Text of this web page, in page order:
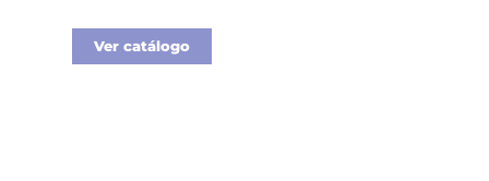
Ver catálogo